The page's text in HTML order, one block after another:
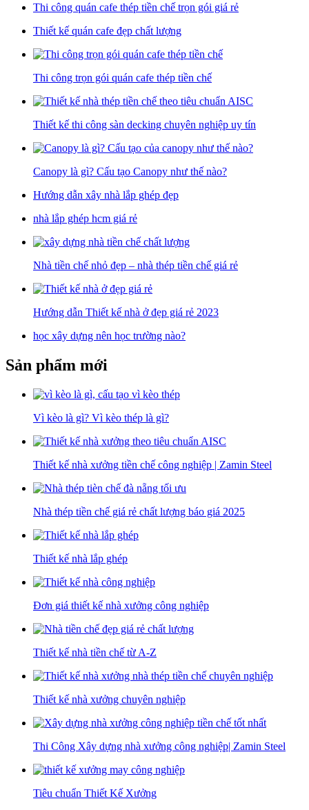
Thi công quán cafe thép tiền chế trọn gói giá rẻ
Thiết kế quán cafe đẹp chất lượng
Thi công trọn gói quán cafe thép tiền chế
Thiết kế thi công sàn decking chuyên nghiệp uy tín
Canopy là gì? Cấu tạo Canopy như thế nào?
Hướng dẫn xây nhà lắp ghép đẹp
nhà lắp ghép hcm giá rẻ
Nhà tiền chế nhỏ đẹp – nhà thép tiền chế giá rẻ
Hướng dẫn Thiết kế nhà ở đẹp giá rẻ 2023
học xây dựng nên học trường nào?
Sản phẩm mới
Vì kèo là gì? Vì kèo thép là gì?
Thiết kế nhà xưởng tiền chế công nghiệp | Zamin Steel
Nhà thép tiền chế giá rẻ chất lượng báo giá 2025
Thiết kế nhà lắp ghép
Đơn giá thiết kế nhà xưởng công nghiệp
Thiết kế nhà tiền chế từ A-Z
Thiết kế nhà xưởng chuyên nghiệp
Thi Công Xây dựng nhà xưởng công nghiệp| Zamin Steel
Tiêu chuẩn Thiết Kế Xưởng